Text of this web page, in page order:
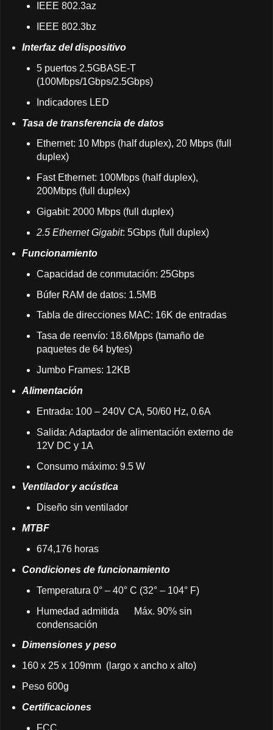
IEEE 802.3az
IEEE 802.3bz
Interfaz del dispositivo
5 puertos 2.5GBASE-T
(100Mbps/1Gbps/2.5Gbps)
Indicadores LED
Tasa de transferencia de datos
Ethernet: 10 Mbps (half duplex), 20 Mbps (full
duplex)
Fast Ethernet: 100Mbps (half duplex),
200Mbps (full duplex)
Gigabit: 2000 Mbps (full duplex)
2.5 Ethernet Gigabit: 5Gbps (full duplex)
Funcionamiento
Capacidad de conmutación: 25Gbps
Búfer RAM de datos: 1.5MB
Tabla de direcciones MAC: 16K de entradas
Tasa de reenvío: 18.6Mpps (tamaño de
paquetes de 64 bytes)
Jumbo Frames: 12KB
Alimentación
Entrada: 100 – 240V CA, 50/60 Hz, 0.6A
Salida: Adaptador de alimentación externo de
12V DC y 1A
Consumo máximo: 9.5 W
Ventilador y acústica
Diseño sin ventilador
MTBF
674,176 horas
Condiciones de funcionamiento
Temperatura 0° – 40° C (32° – 104° F)
Humedad admitida
Máx. 90% sin
condensación
Dimensiones y peso
160 x 25 x 109mm (largo x ancho x alto)
Peso 600g
Certificaciones
FCC